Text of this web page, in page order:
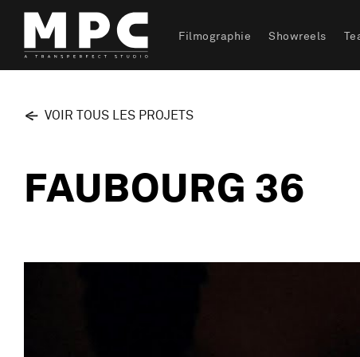
Filmographie Showreels
VOIR TOUS LES PROJETS
FAUBOURG 36